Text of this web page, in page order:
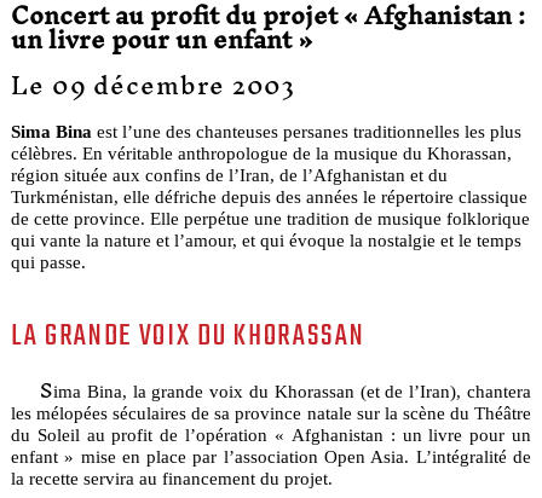
Concert au profit du projet « Afghanistan :
un livre pour un enfant »
Le 09 décembre 2003
Sima Bina est l’une des chanteuses persanes traditionnelles les plus
célèbres. En véritable anthropologue de la musique du Khorassan,
région située aux confins de l’Iran, de l’Afghanistan et du
Turkménistan, elle défriche depuis des années le répertoire classique
de cette province. Elle perpétue une tradition de musique folklorique
qui vante la nature et l’amour, et qui évoque la nostalgie et le temps
qui passe.
LA GRANDE VOIX DU KHORASSAN
Sima Bina, la grande voix du Khorassan (et de l’Iran), chantera
les mélopées séculaires de sa province natale sur la scène du Théâtre
du Soleil au profit de l’opération « Afghanistan : un livre pour un
enfant » mise en place par l’association Open Asia. L’intégralité de
la recette servira au financement du projet.